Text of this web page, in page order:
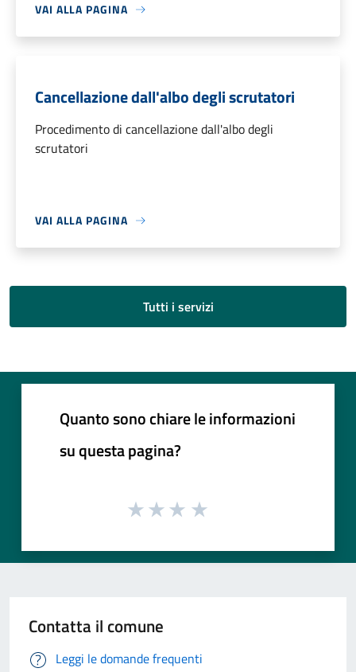
VAI ALLA PAGINA
Cancellazione dall'albo degli scrutatori
Procedimento di cancellazione dall'albo degli
scrutatori
VAI ALLA PAGINA
Tutti i servizi
Quanto sono chiare le informazioni
su questa pagina?
Contatta il comune
Leggi le domande frequenti